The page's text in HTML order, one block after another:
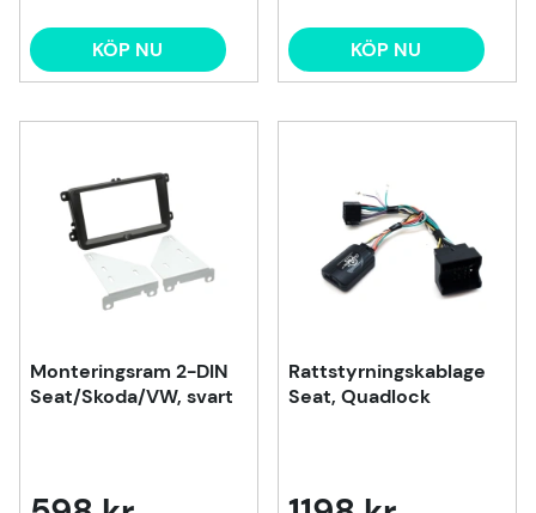
KÖP NU KÖP NU
Monteringsram 2-DIN
Seat/Skoda/VW, svart
Rattstyrningskablage
Seat, Quadlock